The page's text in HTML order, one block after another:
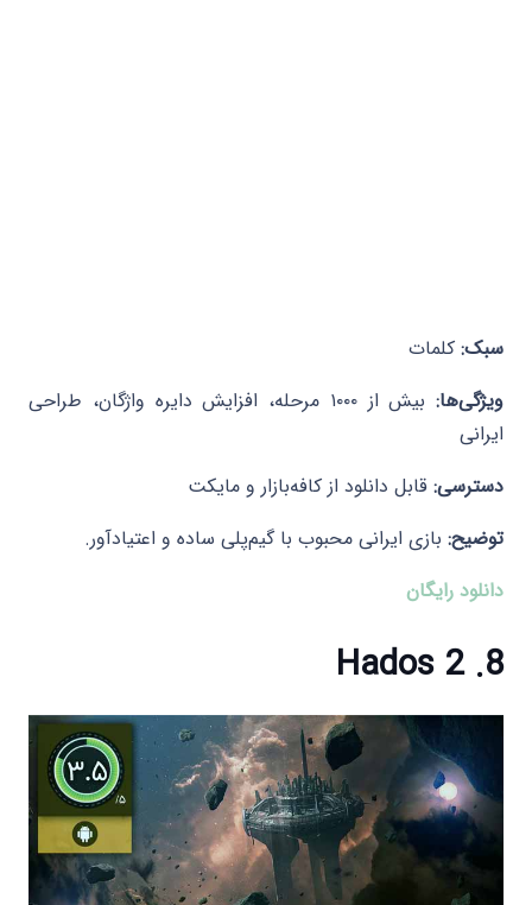
سبک: کلمات
ویژگی‌ها:
بیش از ۱۰۰۰ مرحله، افزایش دایره واژگان، طراحی
ایرانی
دسترسی: قابل دانلود از کافه‌بازار و مایکت
توضیح: بازی ایرانی محبوب با گیم‌پلی ساده و اعتیادآور.​
دانلود رایگان
8. Hados 2